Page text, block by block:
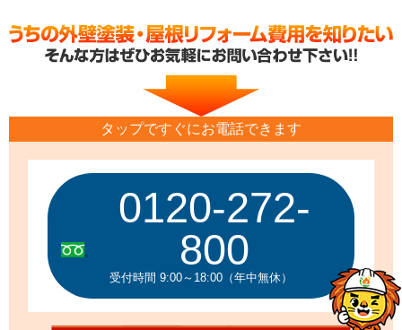
タップですぐにお電話できます
0120-272-
800
受付時間 9:00～18:00（年中無休）